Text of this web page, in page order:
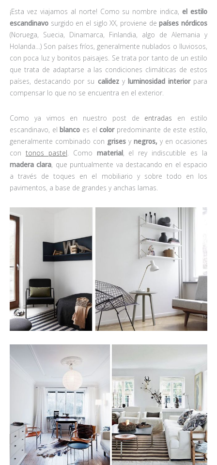
¡Esta vez viajamos al norte! Como su nombre indica, el estilo
escandinavo surgido en el siglo XX, proviene depaíses nórdicos
(Noruega, Suecia, Dinamarca, Finlandia, algo de Alemania y
Holanda…) Son países fríos, generalmente nublados o lluviosos,
con poca luz y bonitos paisajes. Se trata por tanto de un estilo
que trata de adaptarse a las condiciones climáticas de estos
países, destacando por su calidez y luminosidad interiorpara
compensar lo que no se encuentra en el exterior.
Como ya vimos en nuestro post de entradas en estilo
escandinavo, elblanco es el colorpredominante de este estilo,
generalmente combinado con grises y negros, y en ocasiones
con tonos pastel . Como material, el rey indiscutible es la
madera clara, que puntualmente va destacando en el espacio
a través de toques en el mobiliario y sobre todo en los
pavimentos, a base de grandes y anchas lamas.